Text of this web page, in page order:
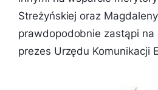
Streżyńskiej oraz
prawdopodobnie zastąpi
prezes Urzędu Komunikacji